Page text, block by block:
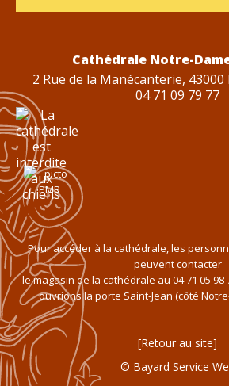
Cathédrale Notre-
2 Rue de la Manécanterie,
04 71 09 79 77
Pour accéder à la cathédrale, les
peuvent contacter
le magasin de la cathédrale au 04 71 05 98
ouvrions la porte Saint-Jean (côté
Retour au site
© Bayard Service